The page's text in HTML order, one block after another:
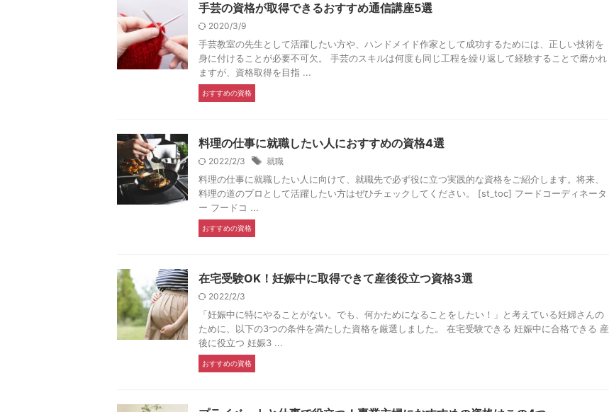
手芸の資格が取得できるおすすめ通信講座5選
2020/3/9
手芸教室の先生として活躍したい方や、ハンドメイド作家として成功するためには、正しい技術を
身に付けることが必要不可欠。 手芸のスキルは何度も同じ工程を繰り返して経験することで磨かれ
ますが、資格取得を目指 ...
おすすめの資格
料理の仕事に就職したい人におすすめの資格4選
2022/2/3 就職
料理の仕事に就職したい人に向けて、就職先で必ず役に立つ実践的な資格をご紹介します。将来、
料理の道のプロとして活躍したい方はぜひチェックしてください。 [st_toc] フードコーディネータ
ー フードコ ...
おすすめの資格
在宅受験OK！妊娠中に取得できて産後役立つ資格3選
2022/2/3
「妊娠中に特にやることがない。でも、何かためになることをしたい！」と考えている妊婦さんの
ために、以下の3つの条件を満たした資格を厳選しました。 在宅受験できる 妊娠中に合格できる 産
後に役立つ 妊娠3 ...
おすすめの資格